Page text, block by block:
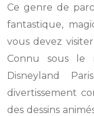
Ce genre de
fantastique,
vous devez
Connu sous le
Disneyland
divertissement
des dessins